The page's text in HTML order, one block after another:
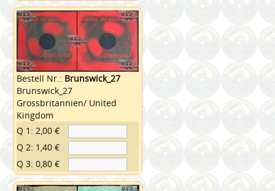
Bestell Nr.: Brunswick_27
Brunswick_27
Grossbritannien/ United
Kingdom
Q 1: 2,00 €
Q 2: 1,40 €
Q 3: 0,80 €